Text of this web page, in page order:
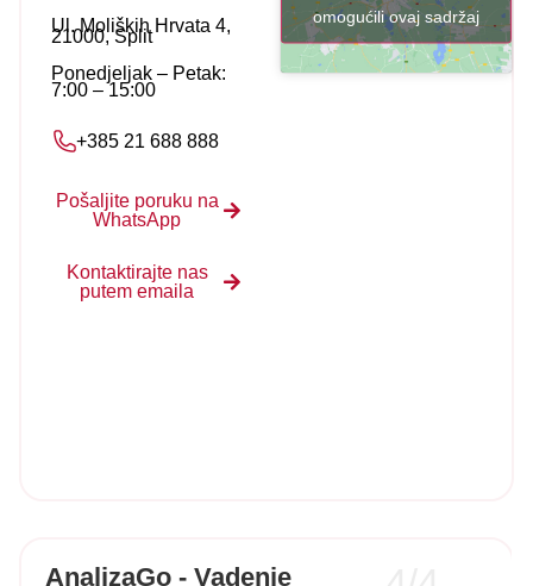
Ul. Moliških Hrvata 4,
21000, Split
Ponedjeljak – Petak:
7:00 – 15:00
+385 21 688 888
Pošaljite poruku na
WhatsApp
Kontaktirajte nas
putem emaila
omogućili ovaj sadržaj
AnalizaGo - Vadenje